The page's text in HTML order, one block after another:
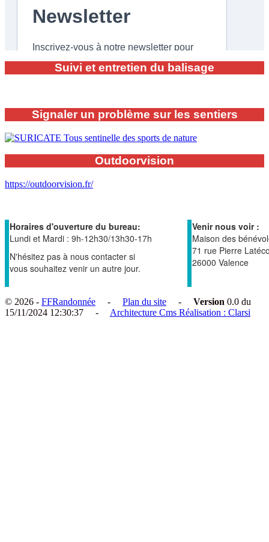
Suivi et entretien du balisage
Signaler un problème sur les sentiers
Outdoorvision
https://outdoorvision.fr/
Horaires d'ouverture du bureau:
Lundi et Mardi : 9h-12h30/13h30-17h
N'hésitez pas à nous contacter si
vous souhaitez venir un autre jour.
Venir nous voir :
Maison des
71 rue Pierre
26000 Valence
© 2026 - FFRandonnée - Plan du site - Version 0.0 du
15/11/2024 12:30:37 - Architecture Cms Réalisation : Clarsi